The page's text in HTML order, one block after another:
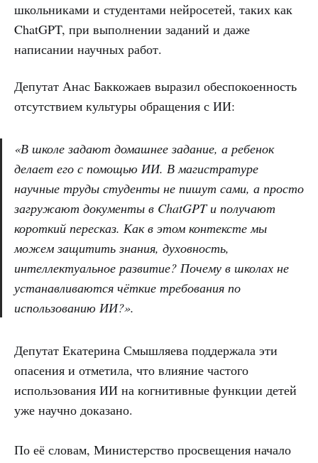
школьниками и студентами нейросетей, таких как
ChatGPT, при выполнении заданий и даже
написании научных работ.
Депутат Анас Баккожаев выразил обеспокоенность
отсутствием культуры обращения с ИИ:
«В школе задают домашнее задание, а ребенок
делает его с помощью ИИ. В магистратуре
научные труды студенты не пишут сами, а просто
загружают документы в ChatGPT и получают
короткий пересказ. Как в этом контексте мы
можем защитить знания, духовность,
интеллектуальное развитие? Почему в школах не
устанавливаются чёткие требования по
использованию ИИ?».
Депутат Екатерина Смышляева поддержала эти
опасения и отметила, что влияние частого
использования ИИ на когнитивные функции детей
уже научно доказано.
По её словам, Министерство просвещения начало